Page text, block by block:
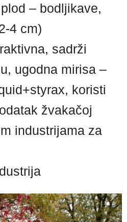
– bodljikave,
4 cm)
sadrži
ugodna mirisa –
koristi
žvakačoj
industrijama za